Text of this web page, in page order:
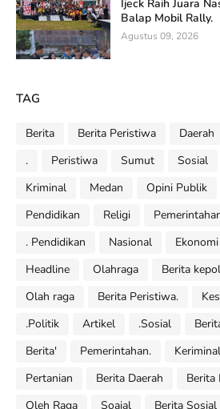
Ijeck Raih Juara
Balap Mobil Rally.
Agustus 09, 2026
TAG
Berita Berita Peristiwa Daerah
.
Peristiwa Sumut Sosial
Kriminal
Medan Opini Publik
Pendidikan
Religi
. Pendidikan
Nasional Ekonomi
Headline
Olahraga Berita
Olah raga
Berita Peristiwa.
.Politik
Artikel .Sosial
Berita'
Pemerintahan. Keriminal
Pertanian
Berita Daerah
Berita
Oleh Raga
Soaial Berita Sosial